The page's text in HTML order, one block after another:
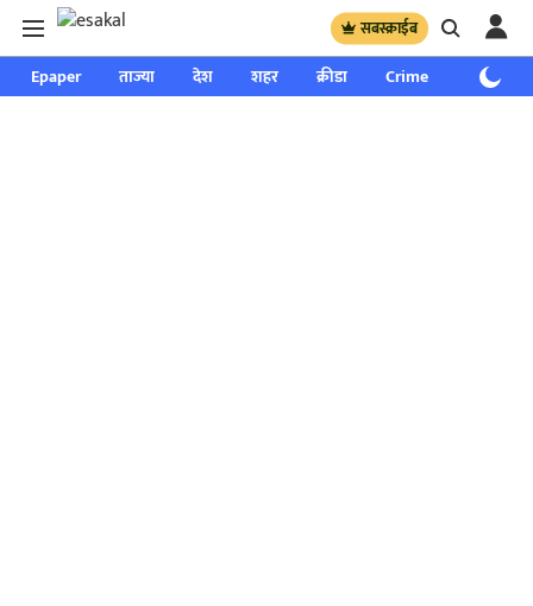
सबस्क्राईब
Epaper ताज्या देश शहर क्रीडा Crime साप्ताहिक